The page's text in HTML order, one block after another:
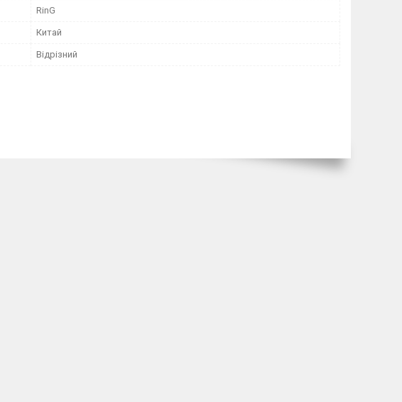
RinG
Китай
Відрізний